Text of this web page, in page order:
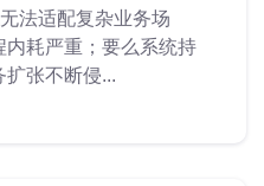
法适配复杂业务场
耗严重；要么系统持
张不断侵...